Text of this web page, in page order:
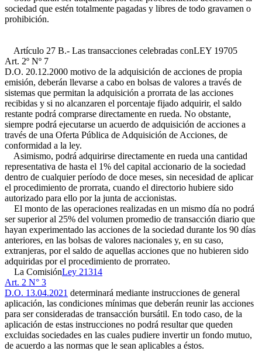
sociedad que estén totalmente pagadas y libres de todo gravamen o
prohibición.
Artículo 27 B.- Las transacciones celebradas conLEY 19705
Art. 2º Nº 7
D.O. 20.12.2000 motivo de la adquisición de acciones de propia
emisión, deberán llevarse a cabo en bolsas de valores a través de
sistemas que permitan la adquisición a prorrata de las acciones
recibidas y si no alcanzaren el porcentaje fijado adquirir, el saldo
restante podrá comprarse directamente en rueda. No obstante,
siempre podrá ejecutarse un acuerdo de adquisición de acciones a
través de una Oferta Pública de Adquisición de Acciones, de
conformidad a la ley.
Asimismo, podrá adquirirse directamente en rueda una cantidad
representativa de hasta el 1% del capital accionario de la sociedad
dentro de cualquier período de doce meses, sin necesidad de aplicar
el procedimiento de prorrata, cuando el directorio hubiere sido
autorizado para ello por la junta de accionistas.
El monto de las operaciones realizadas en un mismo día no podrá
ser superior al 25% del volumen promedio de transacción diario que
hayan experimentado las acciones de la sociedad durante los 90 días
anteriores, en las bolsas de valores nacionales y, en su caso,
extranjeras, por el saldo de aquellas acciones que no hubieren sido
adquiridas por el procedimiento de prorrateo.
La ComisiónLey 21314
Art. 2 N° 3
D.O. 13.04.2021 determinará mediante instrucciones de general
aplicación, las condiciones mínimas que deberán reunir las acciones
para ser consideradas de transacción bursátil. En todo caso, de la
aplicación de estas instrucciones no podrá resultar que queden
excluidas sociedades en las cuales pudiere invertir un fondo mutuo,
de acuerdo a las normas que le sean aplicables a éstos.